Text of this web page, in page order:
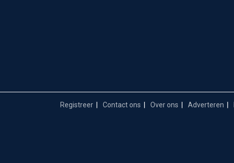
Registreer Contact ons Over ons Adverteren